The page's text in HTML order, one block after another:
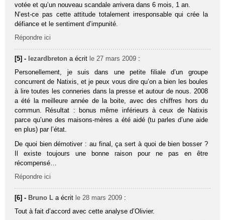
votée et qu’un nouveau scandale arrivera dans 6 mois, 1 an.
N’est-ce pas cette attitude totalement irresponsable qui crée la
défiance et le sentiment d’impunité.
Répondre ici
[5] - lezardbreton a écrit le 27 mars 2009 :
Personellement, je suis dans une petite filiale d’un groupe
concurrent de Natixis, et je peux vous dire qu’on a bien les boules
à lire toutes les conneries dans la presse et autour de nous. 2008
a été la meilleure année de la boite, avec des chiffres hors du
commun. Résultat : bonus même inférieurs à ceux de Natixis
parce qu’une des maisons-mères a été aidé (tu parles d’une aide
en plus) par l’état.
De quoi bien démotiver : au final, ça sert à quoi de bien bosser ?
Il existe toujours une bonne raison pour ne pas en être
récompensé…
Répondre ici
[6] - Bruno L a écrit le 28 mars 2009 :
Tout à fait d’accord avec cette analyse d’Olivier.